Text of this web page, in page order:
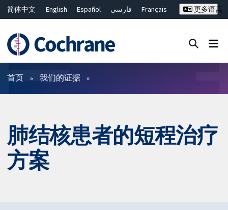
简体中文 English Español فارسی
Français
ไทย
繁體中文
更多语言
过滤
首页 我们的证据
肺结核患者的短程治疗
方案